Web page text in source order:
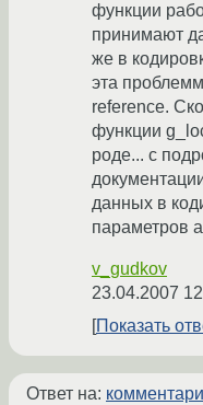
функции
принимают
же в
эта
reference.
функции
роде... с
данных в
параметров
v_gudkov
23.04.2007
Показать
Ответ на: